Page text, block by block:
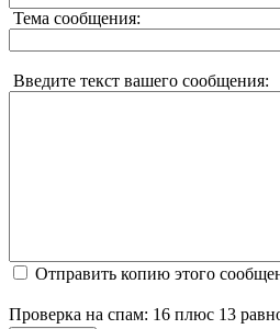
Тема сообщения:
Введите текст вашего сообщения:
Отправить копию этого
Проверка на спам: 16 плюс 13